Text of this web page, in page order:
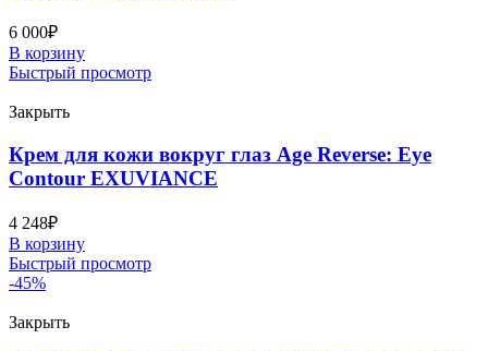
6 000₽
В корзину
Быстрый просмотр
Закрыть
Крем для кожи вокруг глаз Age Reverse: Eye
Contour EXUVIANCE
4 248₽
В корзину
Быстрый просмотр
-45%
Закрыть